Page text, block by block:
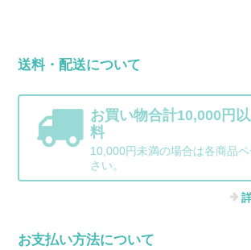
送料・配送について
お買い物合計10,000円
料
10,000円未満の場合は各商品
さい。
お支払い方法について